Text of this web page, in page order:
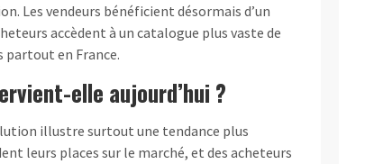
Les vendeurs bénéficient désormais d’un
accèdent à un catalogue plus vaste de
partout en France.
elle aujourd’hui ?
illustre surtout une tendance plus
leurs places sur le marché, et des acheteurs